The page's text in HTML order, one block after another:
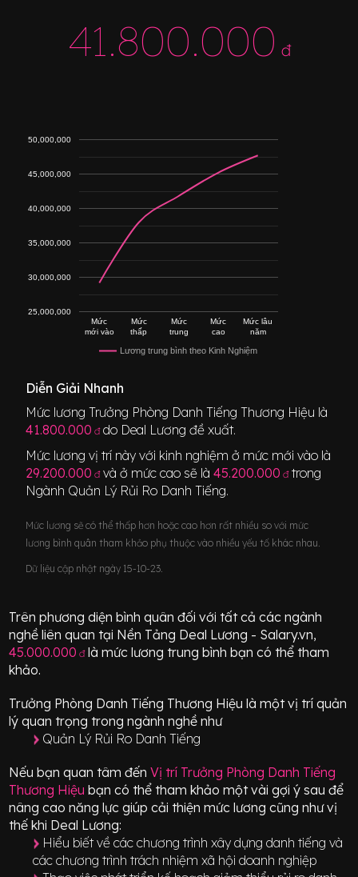
41.800.000 đ
Lương trung bình theo Kinh Nghiệm
Mức
mới vào
Mức
thấp
Mức
trung
Mức
cao
Mức lâu
năm
25,000,000
30,000,000
35,000,000
40,000,000
45,000,000
50,000,000
Diễn Giải Nhanh
Mức lươngTrưởng Phòng Danh Tiếng Thương Hiệu là
41.800.000 đdo Deal Lương đề xuất.
Mức lương vị trí này với kinh nghiệm ở mức mới vào là
29.200.000 đ và ở mức cao sẽ là45.200.000 đ trong
Ngành Quản Lý Rủi Ro Danh Tiếng.
Mức lương sẽ có thể thấp hơn hoặc cao hơn rất nhiều so với mức
lương bình quân tham khảo phụ thuộc vào nhiều yếu tố khác nhau.
Dữ liệu cập nhật ngày 15-10-23.
Trên phương diện bình quân đối với tất cả các ngành
nghề liên quan tại Nền Tảng Deal Lương - Salary.vn,
45.000.000 đlà mức lương trung bình bạn có thể tham
khảo.
Trưởng Phòng Danh Tiếng Thương Hiệu là một vị tríquản
lý quan trọng trong ngành nghề như
Quản Lý Rủi Ro Danh Tiếng
Nếu bạn quan tâm đến Vị trí Trưởng Phòng Danh Tiếng
Thương Hiệu bạn có thể tham khảo một vài gợi ý sau để
nâng cao năng lực giúp cải thiện mức lương cũng như vị
thế khi Deal Lương:
Hiểu biết về các chương trình xây dựng danh tiếng và
các chương trình trách nhiệm xã hội doanh nghiệp